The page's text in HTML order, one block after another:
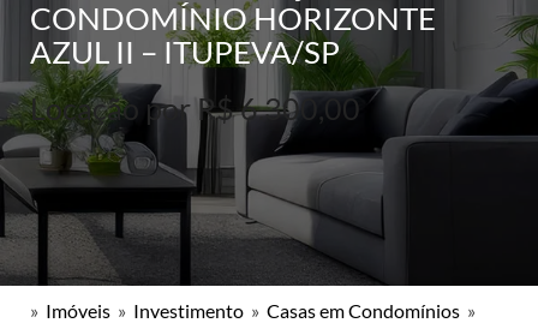
CONDOMÍNIO HORIZONTE
AZUL II – ITUPEVA/SP
Locação por R$ 6.300,00
» Imóveis » Investimento » Casas em Condomínios »